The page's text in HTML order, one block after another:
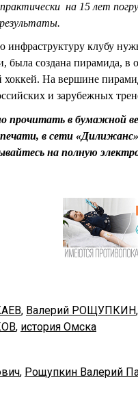
на 15 лет
клубу
была создана пирамида,
На вершине
и зарубежных
в бумажной
в сети
на полную
, Валерий РОЩУПКИН,
, история Омска
, Рощупкин Валерий